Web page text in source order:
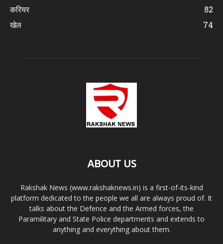
करियर
82
खेल
74
ABOUT US
Rakshak News (www.rakshaknews.in) is a first-of-its-kind
platform dedicated to the people we all are always proud of. It
talks about the Defence and the Armed forces, the
Paramilitary and State Police departments and extends to
anything and everything about them.